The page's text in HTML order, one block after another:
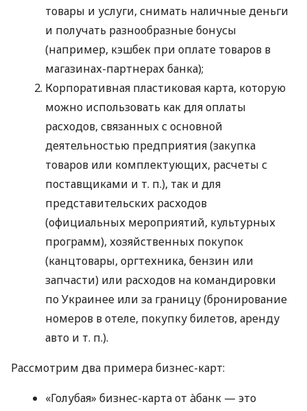
товары и услуги, снимать наличные деньги
и получать разнообразные бонусы
(например, кэшбек при оплате товаров в
магазинах-партнерах банка);
Корпоративная пластиковая карта, которую
можно использовать как для оплаты
расходов, связанных с основной
деятельностью предприятия (закупка
товаров или комплектующих, расчеты с
поставщиками и т. п.), так и для
представительских расходов
(официальных мероприятий, культурных
программ), хозяйственных покупок
(канцтовары, оргтехника, бензин или
запчасти) или расходов на командировки
по Украинее или за границу (бронирование
номеров в отеле, покупку билетов, аренду
авто и т. п.).
Рассмотрим два примера бизнес-карт:
«Голубая» бизнес-карта от àбанк — это